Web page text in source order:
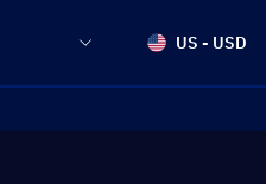
US - USD